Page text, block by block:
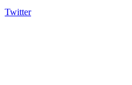
Twitter